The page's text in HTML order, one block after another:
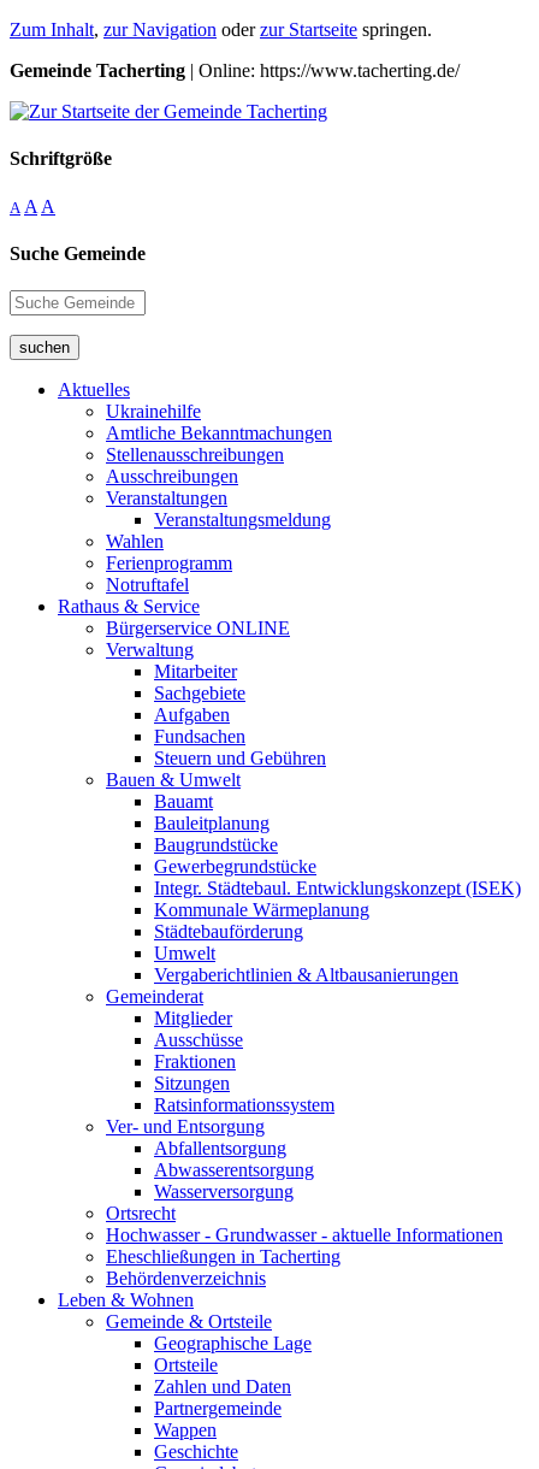
Zum Inhalt, zur Navigation oderzur Startseite springen.
Gemeinde Tacherting | Online: https://www.tacherting.de/
Schriftgröße
A A A
Suche Gemeinde
suchen
Aktuelles
Ukrainehilfe
Amtliche Bekanntmachungen
Stellenausschreibungen
Ausschreibungen
Veranstaltungen
Veranstaltungsmeldung
Wahlen
Ferienprogramm
Notruftafel
Rathaus & Service
Bürgerservice ONLINE
Verwaltung
Mitarbeiter
Sachgebiete
Aufgaben
Fundsachen
Steuern und Gebühren
Bauen & Umwelt
Bauamt
Bauleitplanung
Baugrundstücke
Gewerbegrundstücke
Integr. Städtebaul. Entwicklungskonzept (ISEK)
Kommunale Wärmeplanung
Städtebauförderung
Umwelt
Vergaberichtlinien & Altbausanierungen
Gemeinderat
Mitglieder
Ausschüsse
Fraktionen
Sitzungen
Ratsinformationssystem
Ver- und Entsorgung
Abfallentsorgung
Abwasserentsorgung
Wasserversorgung
Ortsrecht
Hochwasser - Grundwasser - aktuelle Informationen
Eheschließungen in Tacherting
Behördenverzeichnis
Leben & Wohnen
Gemeinde & Ortsteile
Geographische Lage
Ortsteile
Zahlen und Daten
Partnergemeinde
Wappen
Geschichte